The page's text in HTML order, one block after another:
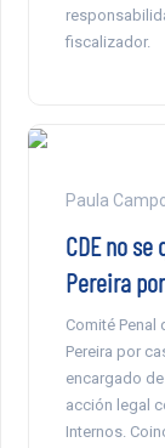
fiscalizador.
Paula
CDE no
Pereira
Comité Penal
Pereira por
encargado
acción legal
Internos.